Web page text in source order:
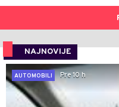
NAJNOVIJE
AUTOMOBILI
Pre 10 h